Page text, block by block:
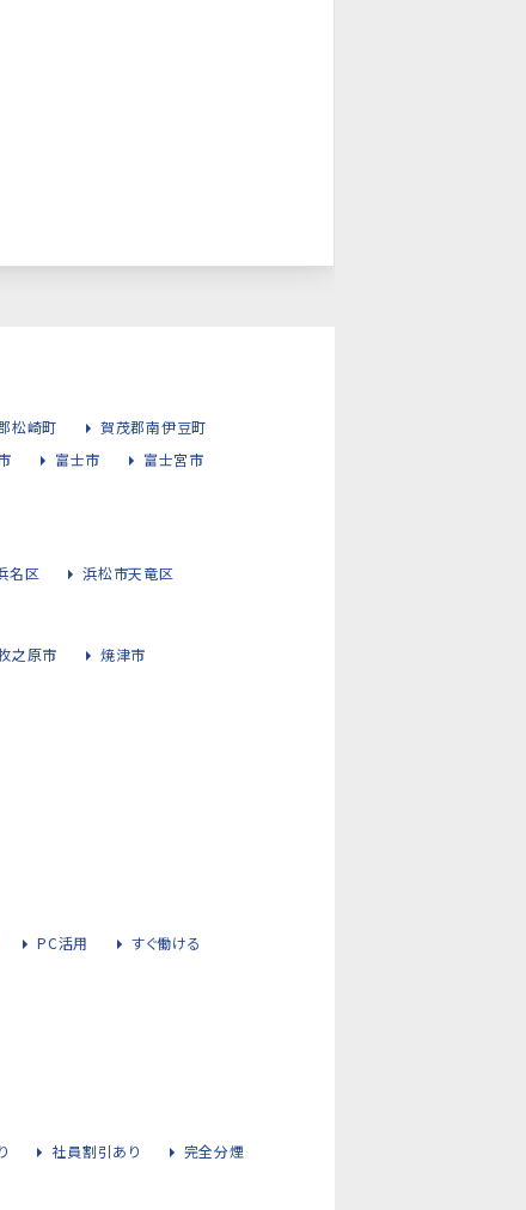
松崎町
賀茂郡南伊豆町
富士市
富士宮市
名区 浜松市天竜区
之原市 焼津市
PC活用 すぐ働ける
社員割引あり
完全分煙